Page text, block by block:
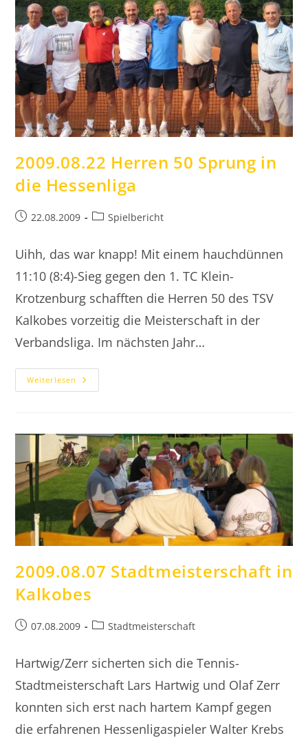
2009.08.22 Herren 50 Sprung in
die Hessenliga
Beitrag22.08.2009
Beitrags-
Spielbericht
Uihh, das war knapp! Mit einem hauchdünnen
11:10 (8:4)-Sieg gegen den 1. TC Klein-
Krotzenburg schafften die Herren 50 des TSV
Kalkobes vorzeitig die Meisterschaft in der
Verbandsliga. Im nächsten Jahr…
Weiterlesen 2009.08.22
Herren
Hessenliga
2009.08.07 Stadtmeisterschaft in
Kalkobes
Beitrag07.08.2009
Beitrags-
Stadtmeisterschaft
Hartwig/Zerr sicherten sich die Tennis-
Stadtmeisterschaft Lars Hartwig und Olaf Zerr
konnten sich erst nach hartem Kampf gegen
die erfahrenen Hessenligaspieler Walter Krebs